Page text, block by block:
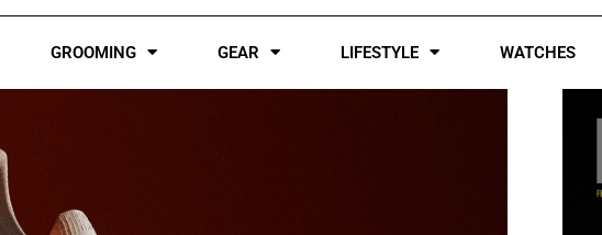
GROOMING GEAR LIFESTYLE WATCHES